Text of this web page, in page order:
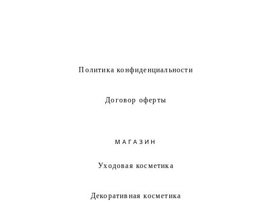
Политика конфиденциальности
Договор оферты
МАГАЗИН
Уходовая косметика
Декоративная косметика